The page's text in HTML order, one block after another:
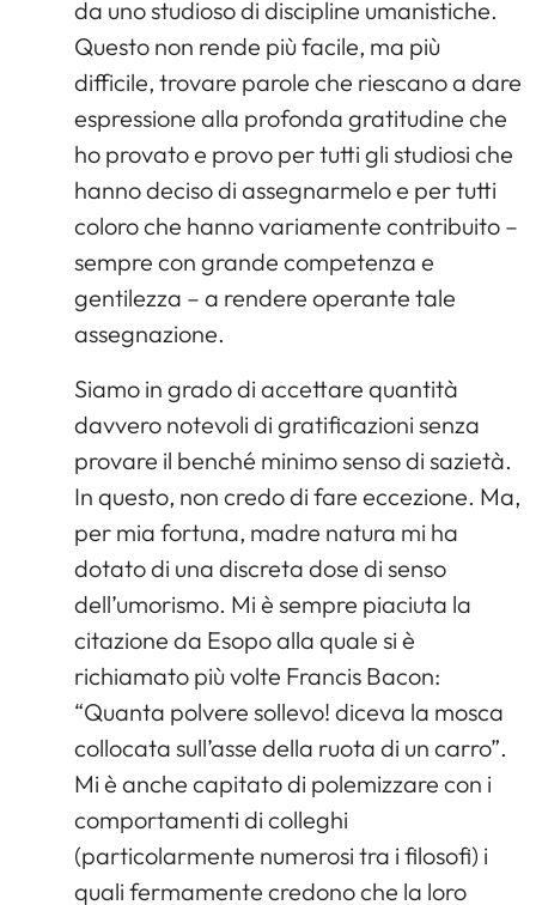
da uno studioso di discipline umanistiche.
Questo non rende più facile, ma più
difficile, trovare parole che riescano a dare
espressione alla profonda gratitudine che
ho provato e provo per tutti gli studiosi che
hanno deciso di assegnarmelo e per tutti
coloro che hanno variamente contribuito –
sempre con grande competenza e
gentilezza – a rendere operante tale
assegnazione.
Siamo in grado di accettare quantità
davvero notevoli di gratificazioni senza
provare il benché minimo senso di sazietà.
In questo, non credo di fare eccezione. Ma,
per mia fortuna, madre natura mi ha
dotato di una discreta dose di senso
dell’umorismo. Mi è sempre piaciuta la
citazione da Esopo alla quale si è
richiamato più volte Francis Bacon:
“Quanta polvere sollevo! diceva la mosca
collocata sull’asse della ruota di un carro”.
Mi è anche capitato di polemizzare con i
comportamenti di colleghi
(particolarmente numerosi tra i filosofi) i
quali fermamente credono che la loro